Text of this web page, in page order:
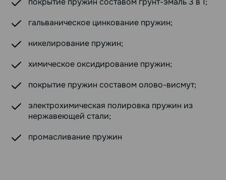
гальваническое цинкование пружин;
никелирование пружин;
химическое оксидирование пружин;
покрытие пружин составом олово-висмут;
электрохимическая полировка пружин из
нержавеющей стали;
промасливание пружин